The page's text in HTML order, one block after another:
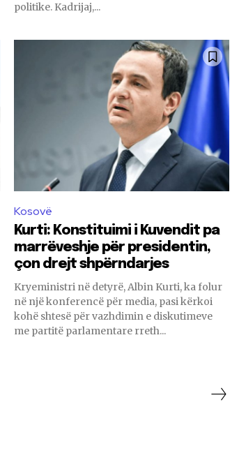
politike. Kadrijaj,...
Kosovë
Kurti: Konstituimi i Kuvendit pa
marrëveshje për presidentin,
çon drejt shpërndarjes
Kryeministri në detyrë, Albin Kurti, ka folur
në një konferencë për media, pasi kërkoi
kohë shtesë për vazhdimin e diskutimeve
me partitë parlamentare rreth...